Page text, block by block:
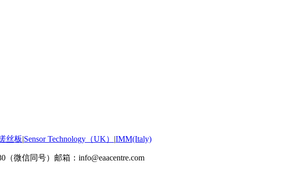
丝板|Sensor Technology（UK） |IMM(Italy)
微信同号）邮箱：info@eaacentre.com